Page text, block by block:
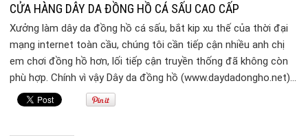
CỬA HÀNG DÂY DA ĐỒNG HỒ CÁ SẤU CAO CẤP
Xưởng làm dây da đồng hồ cá sấu, bắt kip xu thế của thời đại
mạng internet toàn cầu, chúng tôi cần tiếp cận nhiều anh chị
em chơi đồng hồ hơn, lối tiếp cận truyền thống đã không còn
phù hợp. Chính vì vậy Dây da đồng hồ (www.daydadongho.net)…